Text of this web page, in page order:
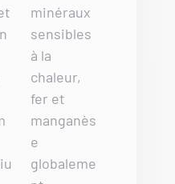
minéraux
sensibles
à la
chaleur,
fer et
manganès
e
globaleme